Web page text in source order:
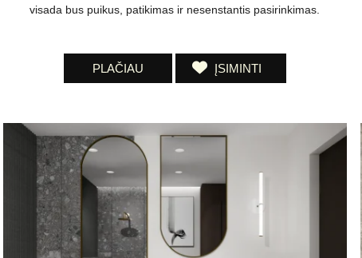
visada bus puikus, patikimas ir nesenstantis pasirinkimas.
PLAČIAU ĮSIMINTI